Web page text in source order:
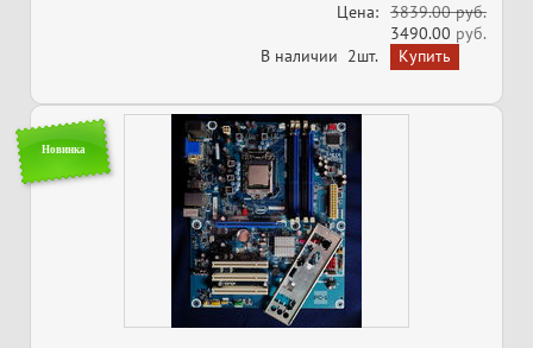
Цена: 3839.00 руб.
3490.00 руб.
В наличии 2шт.
Новинка